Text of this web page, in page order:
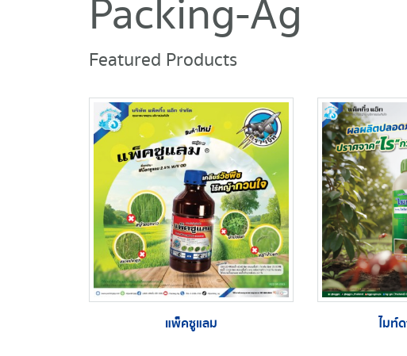
Packing-Ag
Featured Products
แพ็คซูแลม ไมท์